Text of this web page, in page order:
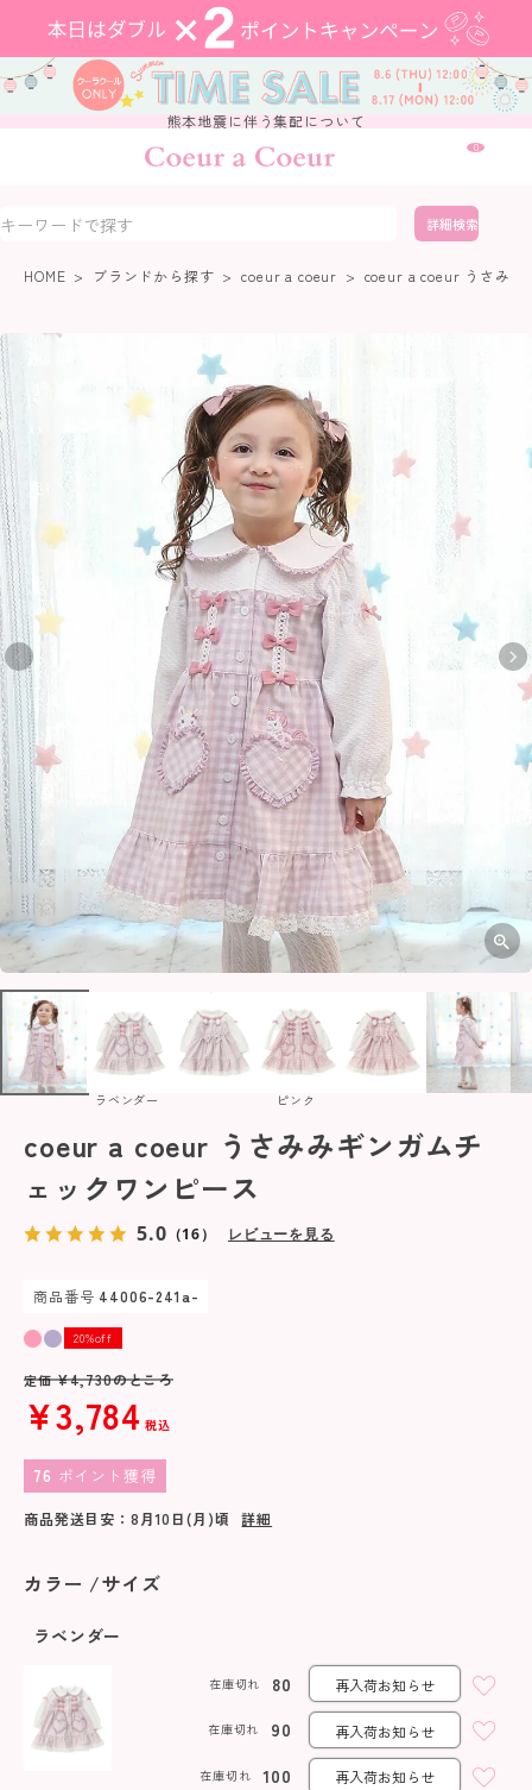
熊本地震に伴う集配について
0
詳細検索
HOME ブランドから探す coeur a coeur coeur a coeur うさみみ
ラベンダー ピンク
coeur a coeur うさみみギンガムチ
ェックワンピース
5.0 （16） レビューを見る
商品番号 44006-241a-
20%off
定価 ¥4,730のところ
¥3,784 税込
76 ポイント獲得
商品発送目安： 8月10日(月)頃 詳細
カラー サイズ
ラベンダー
80
在庫切れ 再入荷お知らせ
90
在庫切れ 再入荷お知らせ
100
在庫切れ 再入荷お知らせ